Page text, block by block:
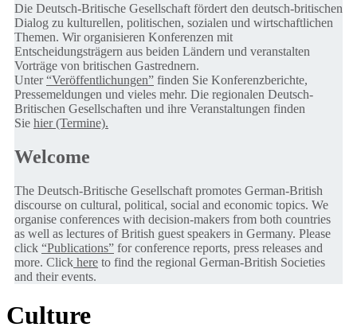
Die Deutsch-Britische Gesellschaft fördert den deutsch-britischen
Dialog zu kulturellen, politischen, sozialen und wirtschaftlichen
Themen. Wir organisieren Konferenzen mit
Entscheidungsträgern aus beiden Ländern und veranstalten
Vorträge von britischen Gastrednern.
Unter“Veröffentlichungen” finden Sie Konferenzberichte,
Pressemeldungen und vieles mehr. Die regionalen Deutsch-
Britischen Gesellschaften und ihre Veranstaltungen finden
Sie hier (Termine).
Welcome
The Deutsch-Britische Gesellschaft promotes German-British
discourse on cultural, political, social and economic topics. We
organise conferences with decision-makers from both countries
as well as lectures of British guest speakers in Germany. Please
click “Publications” for conference reports, press releases and
more. Click here to find the regional German-British Societies
and their events.
Culture